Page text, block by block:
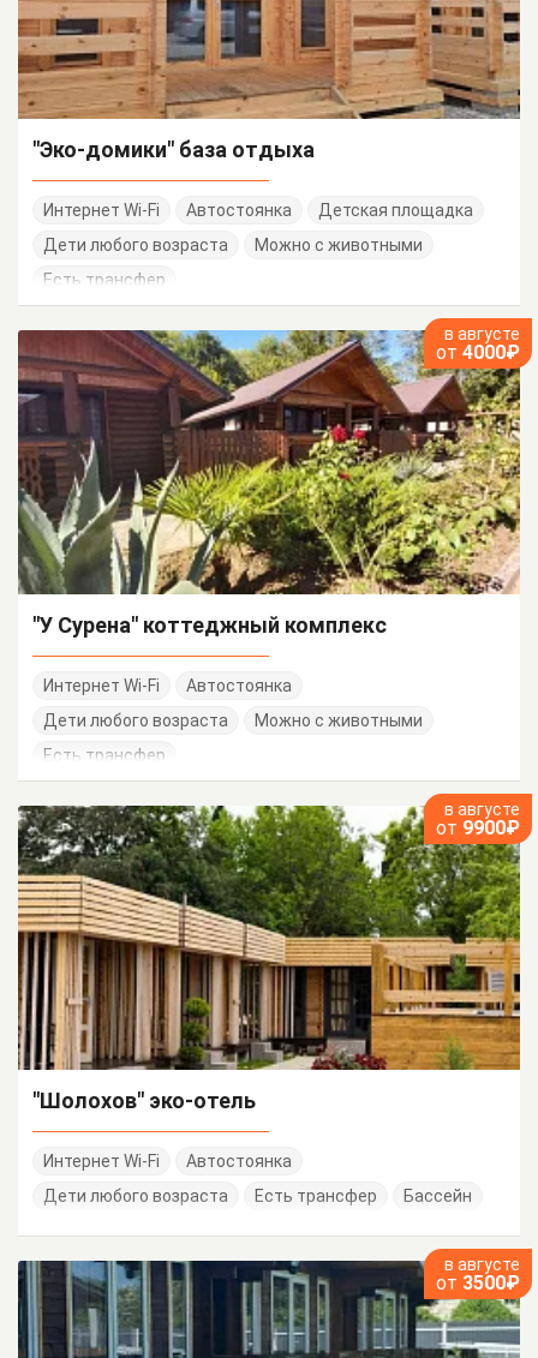
"Эко-домики" база отдыха
Интернет Wi-Fi Автостоянка
Детская площадка
Дети любого возраста
Можно с животными
Есть трансфер
в августе
от 4000₽
"У Сурена" коттеджный комплекс
Интернет Wi-Fi
Автостоянка
Дети любого возраста
Можно с животными
Есть трансфер
в августе
от 9900₽
"Шолохов" эко-отель
Интернет Wi-Fi
Автостоянка
Дети любого возраста
Есть трансфер Бассейн
в августе
от 3500₽